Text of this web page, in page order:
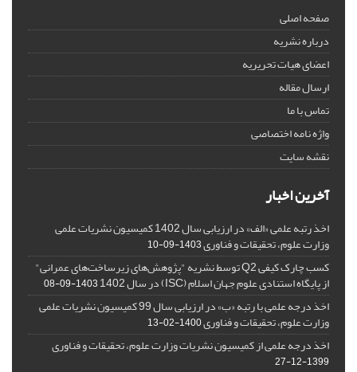
صفحه اصلی
درباره نشریه
اعضای هیات تحریریه
ارسال مقاله
تماس با ما
واژه نامه اختصاصی
نقشه سایت
آخرین اخبار
اخذ رتبه علمی «الف» در ارزیابی سال 1402 کمیسیون نشریات علمی
وزارت علوم، تحقیقات و فناوری1403-09-10
کسب چارک کیفی Q2 توسط نشریه "پژوهش‌های زیرساخت‌های عمرانی"
از پایگاه استنادی علوم جهان اسلام (ISC) در سال 1402 1403-09-08
اخذ درجه علمی با رتبه «ب» در ارزیابی سال 99 کمیسیون نشریات علمی
وزارت علوم، تحقیقات و فناوری1400-02-13
اخذ درجه علمی از کمیسیون نشریات وزارت علوم، تحقیقات و فناوری
1399-12-27